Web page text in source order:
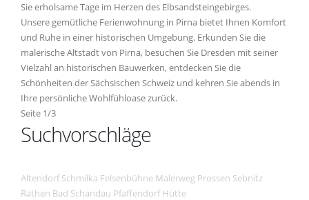
Sie erholsame Tage im Herzen des Elbsandsteingebirges.
Unsere gemütliche Ferienwohnung in Pirna bietet Ihnen Komfort
und Ruhe in einer historischen Umgebung. Erkunden Sie die
malerische Altstadt von Pirna, besuchen Sie Dresden mit seiner
Vielzahl an historischen Bauwerken, entdecken Sie die
Schönheiten der Sächsischen Schweiz und kehren Sie abends in
Ihre persönliche Wohlfühloase zurück.
Seite 1/3
Suchvorschläge
Altendorf Schmilka Felsenbühne Malerweg Prossen Sebnitz
Rathen Bad Schandau Pfaffendorf Hütte